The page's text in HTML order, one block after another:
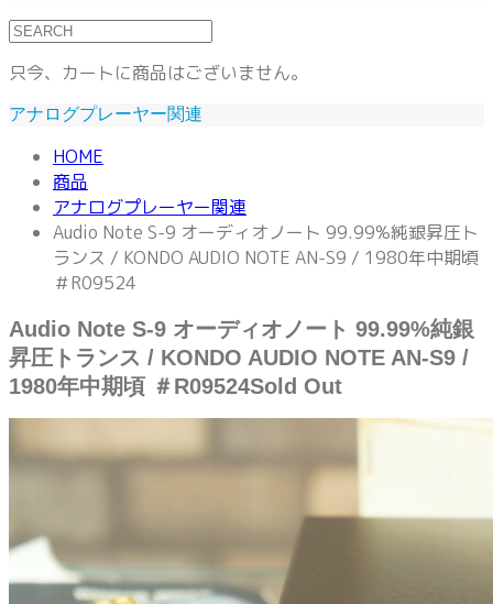
只今、カートに商品はございません。
アナログプレーヤー関連
HOME
商品
アナログプレーヤー関連
Audio Note S-9 オーディオノート 99.99%純銀昇圧ト
ランス / KONDO AUDIO NOTE AN-S9 / 1980年中期頃
＃R09524
Audio Note S-9 オーディオノート 99.99%純銀
昇圧トランス / KONDO AUDIO NOTE AN-S9 /
1980年中期頃 ＃R09524Sold Out